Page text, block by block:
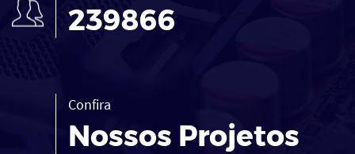
239866
Confira
Nossos Projetos